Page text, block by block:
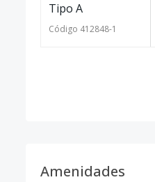
Tipo A
Código 412848-1
Amenidades